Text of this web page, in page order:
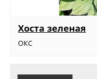
Хоста зеленая
ОКС